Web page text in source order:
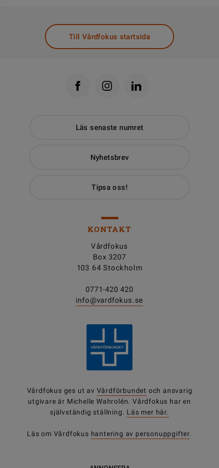
Till Vårdfokus startsida
Läs senaste numret
Nyhetsbrev
Tipsa oss!
KONTAKT
Vårdfokus
Box 3207
103 64 Stockholm
0771-420 420
info@vardfokus.se
Vårdfokus ges ut av Vårdförbundet och ansvarig
utgivare är Michelle Wahrolén. Vårdfokus har en
självständig ställning. Läs mer här.
Läs om Vårdfokus hantering av personuppgifter.